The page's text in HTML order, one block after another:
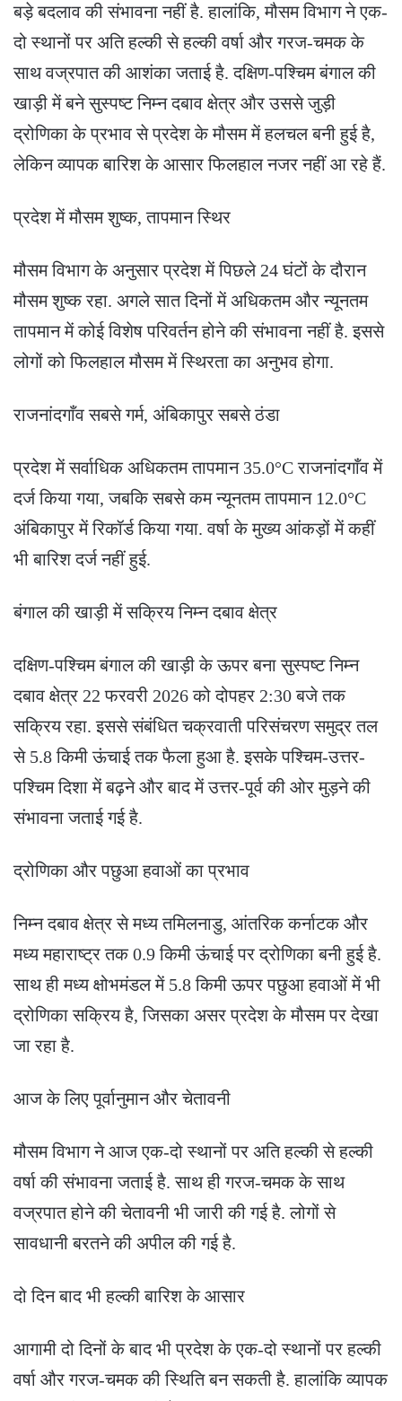
बड़े बदलाव की संभावना नहीं है. हालांकि, मौसम विभाग ने एक-
दो स्थानों पर अति हल्की से हल्की वर्षा और गरज-चमक के
साथ वज्रपात की आशंका जताई है. दक्षिण-पश्चिम बंगाल की
खाड़ी में बने सुस्पष्ट निम्न दबाव क्षेत्र और उससे जुड़ी
द्रोणिका के प्रभाव से प्रदेश के मौसम में हलचल बनी हुई है,
लेकिन व्यापक बारिश के आसार फिलहाल नजर नहीं आ रहे हैं.
प्रदेश में मौसम शुष्क, तापमान स्थिर
मौसम विभाग के अनुसार प्रदेश में पिछले 24 घंटों के दौरान
मौसम शुष्क रहा. अगले सात दिनों में अधिकतम और न्यूनतम
तापमान में कोई विशेष परिवर्तन होने की संभावना नहीं है. इससे
लोगों को फिलहाल मौसम में स्थिरता का अनुभव होगा.
राजनांदगाँव सबसे गर्म, अंबिकापुर सबसे ठंडा
प्रदेश में सर्वाधिक अधिकतम तापमान 35.0°C राजनांदगाँव में
दर्ज किया गया, जबकि सबसे कम न्यूनतम तापमान 12.0°C
अंबिकापुर में रिकॉर्ड किया गया. वर्षा के मुख्य आंकड़ों में कहीं
भी बारिश दर्ज नहीं हुई.
बंगाल की खाड़ी में सक्रिय निम्न दबाव क्षेत्र
दक्षिण-पश्चिम बंगाल की खाड़ी के ऊपर बना सुस्पष्ट निम्न
दबाव क्षेत्र 22 फरवरी 2026 को दोपहर 2:30 बजे तक
सक्रिय रहा. इससे संबंधित चक्रवाती परिसंचरण समुद्र तल
से 5.8 किमी ऊंचाई तक फैला हुआ है. इसके पश्चिम-उत्तर-
पश्चिम दिशा में बढ़ने और बाद में उत्तर-पूर्व की ओर मुड़ने की
संभावना जताई गई है.
द्रोणिका और पछुआ हवाओं का प्रभाव
निम्न दबाव क्षेत्र से मध्य तमिलनाडु, आंतरिक कर्नाटक और
मध्य महाराष्ट्र तक 0.9 किमी ऊंचाई पर द्रोणिका बनी हुई है.
साथ ही मध्य क्षोभमंडल में 5.8 किमी ऊपर पछुआ हवाओं में भी
द्रोणिका सक्रिय है, जिसका असर प्रदेश के मौसम पर देखा
जा रहा है.
आज के लिए पूर्वानुमान और चेतावनी
मौसम विभाग ने आज एक-दो स्थानों पर अति हल्की से हल्की
वर्षा की संभावना जताई है. साथ ही गरज-चमक के साथ
वज्रपात होने की चेतावनी भी जारी की गई है. लोगों से
सावधानी बरतने की अपील की गई है.
दो दिन बाद भी हल्की बारिश के आसार
आगामी दो दिनों के बाद भी प्रदेश के एक-दो स्थानों पर हल्की
वर्षा और गरज-चमक की स्थिति बन सकती है. हालांकि व्यापक